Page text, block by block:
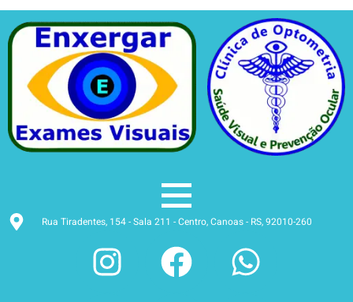
Rua Tiradentes, 154 - Sala 211 - Centro, Canoas - RS, 92010-260